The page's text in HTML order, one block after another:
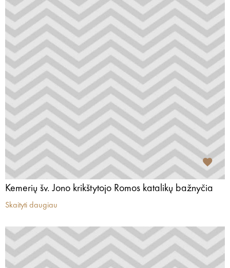
Kemerių šv. Jono krikštytojo Romos katalikų bažnyčia
Skaityti daugiau